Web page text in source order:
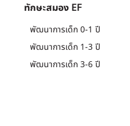
ทักษะสมอง EF
พัฒนาการเด็ก 0-1 ปี
พัฒนาการเด็ก 1-3 ปี
พัฒนาการเด็ก 3-6 ปี